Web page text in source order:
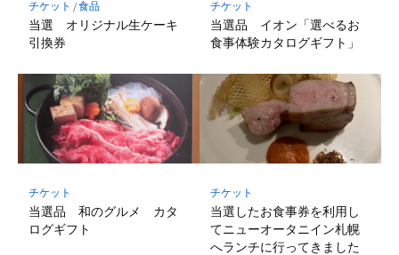
チケット /食品
当選 オリジナル生ケーキ
引換券
チケット
当選品 イオン「選べるお
食事体験カタログギフト」
チケット
当選品 和のグルメ カタ
ログギフト
チケット
当選したお食事券を利用し
てニューオータニイン札幌
へランチに行ってきました